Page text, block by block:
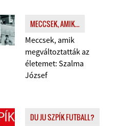
MECCSEK, AMIK...
Meccsek, amik
megváltoztatták az
életemet: Szalma
József
DU JU SZPÍK FUTBALL?